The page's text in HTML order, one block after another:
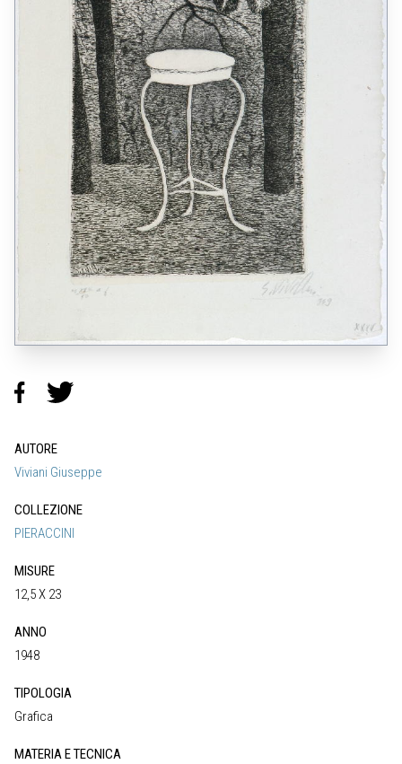
AUTORE
Viviani Giuseppe
COLLEZIONE
PIERACCINI
MISURE
12,5 X 23
ANNO
1948
TIPOLOGIA
Grafica
MATERIA E TECNICA